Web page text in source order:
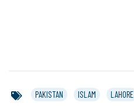
PAKISTAN ISLAM LAHORE